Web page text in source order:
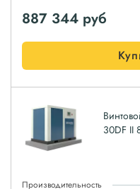
887 344 руб
30DF II
Производительность